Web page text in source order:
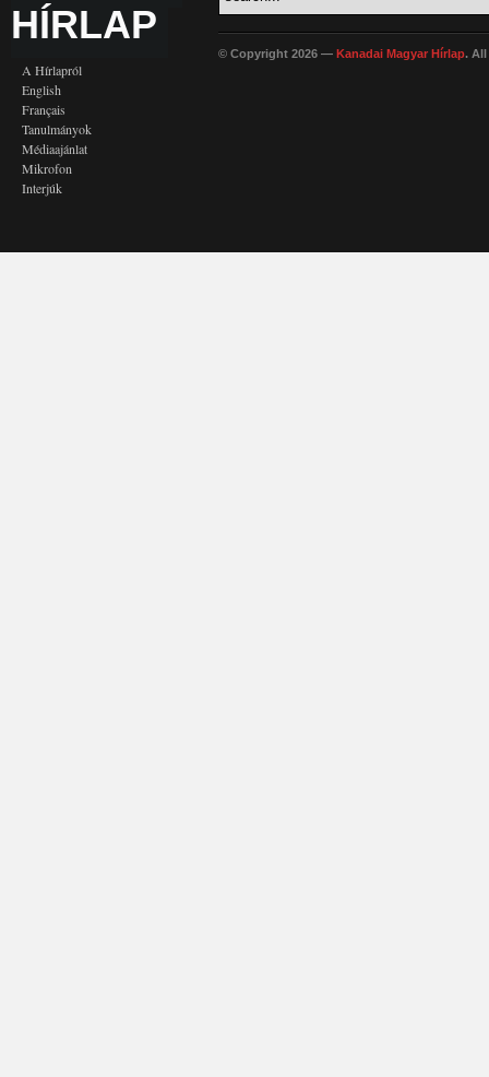
HÍRLAP
A Hírlapról
English
Français
Tanulmányok
Médiaajánlat
Mikrofon
Interjúk
© Copyright 2026 — Kanadai Magyar Hírlap. All